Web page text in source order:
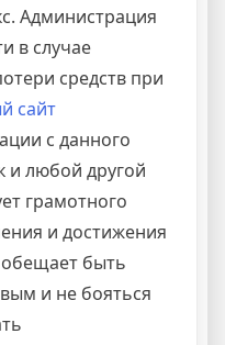
Администрация
в случае
средств при
сайт
с данного
и любой другой
грамотного
и достижения
обещает быть
и не бояться